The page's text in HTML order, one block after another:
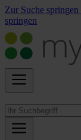
Zur Suche springen
springen